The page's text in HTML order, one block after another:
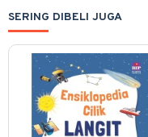
SERING DIBELI JUGA